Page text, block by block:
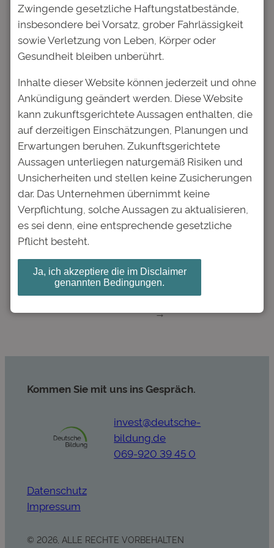
E-Mail-Adresse*
Name, E-Mail-Adresse und
Website in diesem Browser für
meinen nächsten Kommentar
speichern.
← Vorheriger:
Studienfinanzierung:
Studienfonds bei
Studenten immer
Nächster:
Bildung: Nicht
studieren ist
keine Lösung
→
Kommen Sie mit uns ins Gespräch.
invest@deutsche-
bildung.de
069-920 39 45 0
Datenschutz
Impressum
© 2026, ALLE RECHTE VORBEHALTEN
Zwingende gesetzliche Haftungstatbestände,
insbesondere bei Vorsatz, grober Fahrlässigkeit
sowie Verletzung von Leben, Körper oder
Gesundheit bleiben unberührt.
Inhalte dieser Website können jederzeit und ohne
Ankündigung geändert werden. Diese Website
kann zukunftsgerichtete Aussagen enthalten, die
auf derzeitigen Einschätzungen, Planungen und
Erwartungen beruhen. Zukunftsgerichtete
Aussagen unterliegen naturgemäß Risiken und
Unsicherheiten und stellen keine Zusicherungen
dar. Das Unternehmen übernimmt keine
Verpflichtung, solche Aussagen zu aktualisieren,
es sei denn, eine entsprechende gesetzliche
Pflicht besteht.
Ja, ich akzeptiere die im Disclaimer
genannten Bedingungen.